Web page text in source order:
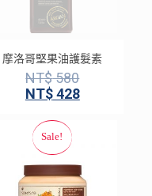
摩洛哥堅果油護髮素
NT$580
NT$428